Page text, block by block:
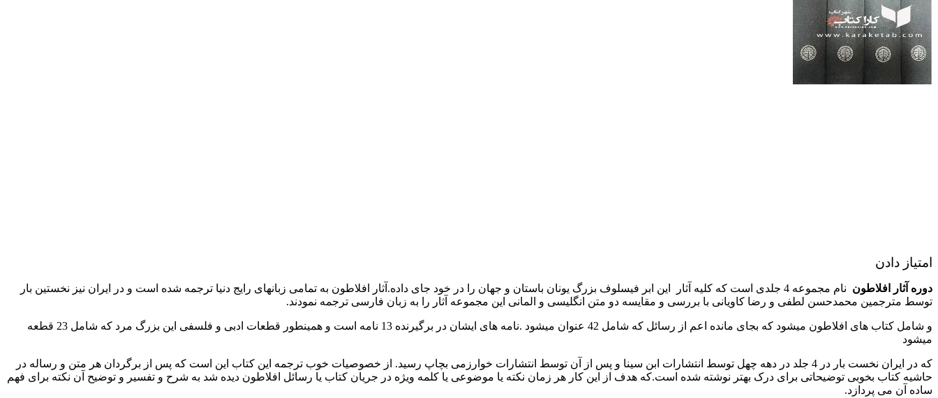
امتیاز دادن
دوره آثار افلاطون
نام مجموعه 4 جلدی است که کلیه آثار این ابر فیسلوف بزرگ یونان باستان و جهان را در خود جای داده.آثار افلاطون به تمامی زبانهای رایج دنیا ترجمه شده است و در ایران نیز نخستین بار
توسط مترجمین محمدحسن لطفى و رضا كاويانى با بررسی و مقایسه دو متن انگلیسی و المانی این مجموعه آثار را به زبان فارسی ترجمه نمودند.
و شامل کتاب های افلاطون میشود که بجای مانده اعم از رسائل که شامل 42 عنوان میشود .نامه های ایشان در برگیرنده 13 نامه است و همینطور قطعات ادبی و فلسفی این بزرگ مرد که شامل 23 قطعه
میشود
که در ایران نخست بار در 4 جلد در دهه چهل توسط انتشارات ابن سینا و پس از آن توسط انتشارات خوارزمی بچاپ رسید. از خصوصیات خوب ترجمه این کتاب این است که پس از برگردان هر متن و رساله در
حاشیه کتاب بخوبی توضیحاتی برای درک بهتر نوشته شده است.که هدف از این کار هر زمان نکته یا موضوعی یا کلمه ویژه در جریان کتاب یا رسائل افلاطون دیده شد به شرح و تفسیر و توضیح آن نکته برای فهم
ساده آن می پردازد.